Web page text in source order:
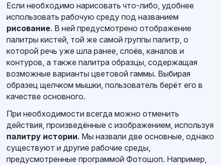
Если необходимо нарисовать что-либо, удобнее
использовать рабочую среду под названием
рисование. В ней предусмотрено отображение
палитры кистей, той же самой группы палитр, о
которой речь уже шла ранее, слоёв, каналов и
контуров, а также палитра образцы, содержащая
возможные варианты цветовой гаммы. Выбирая
образец щелчком мышки, пользователь берёт его в
качестве основного.
При необходимости всегда можно отменить
действия, произведённые с изображением, используя
палитру истории. Мы назвали две основные, однако
существуют и другие рабочие среды,
предусмотренные программой Фотошоп. Например,